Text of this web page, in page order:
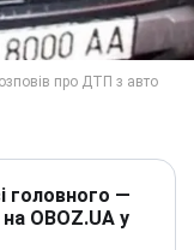
головного —
OBOZ.UA у